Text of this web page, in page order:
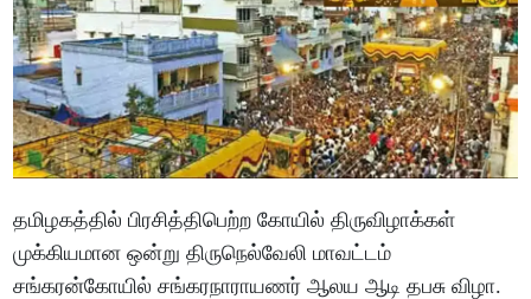
தமிழகத்தில் பிரசித்திபெற்ற கோயில் திருவிழாக்கள்
முக்கியமான ஒன்று திருநெல்வேலி மாவட்டம்
சங்கரன்கோயில் சங்கரநாராயணர் ஆலய ஆடி தபசு விழா.